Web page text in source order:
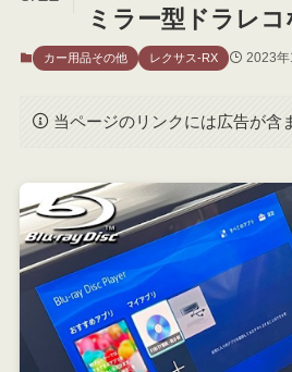
ミラー型ドラレコ
カー用品その他 レクサス-RX 2023年
当ページのリンクには広告が含